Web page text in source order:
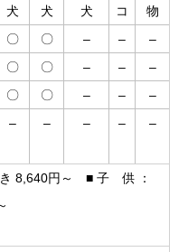
犬
犬
犬
コ
物
〇 〇 – –
–
〇 〇 – –
–
〇 〇 – –
–
– – – – –
8,640円～ ■ 子 供 ：